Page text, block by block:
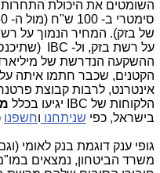
השומטים את היכולת
של בזק). המחיר הנמוך על
על רשת בזק, ול- IBC (שתיכנס ל
ההשקעה הנדרשת של
הקטנים, שכבר חתמו איתה על
הלקוחות של IBC יגיעו בכלל
בישראל, כפי שניתחנו וחשפנו
גופי ענק דוגמת בנק לאומי